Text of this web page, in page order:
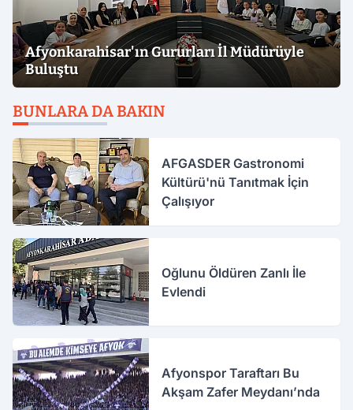
Afyonkarahisar'ın Gururları İl Müdürüyle
Buluştu
BUNLARA DA BAKIN
AFGASDER Gastronomi
Kültürü'nü Tanıtmak İçin
Çalışıyor
Oğlunu Öldüren Zanlı İle
Evlendi
Afyonspor Taraftarı Bu
Akşam Zafer Meydanı’nda